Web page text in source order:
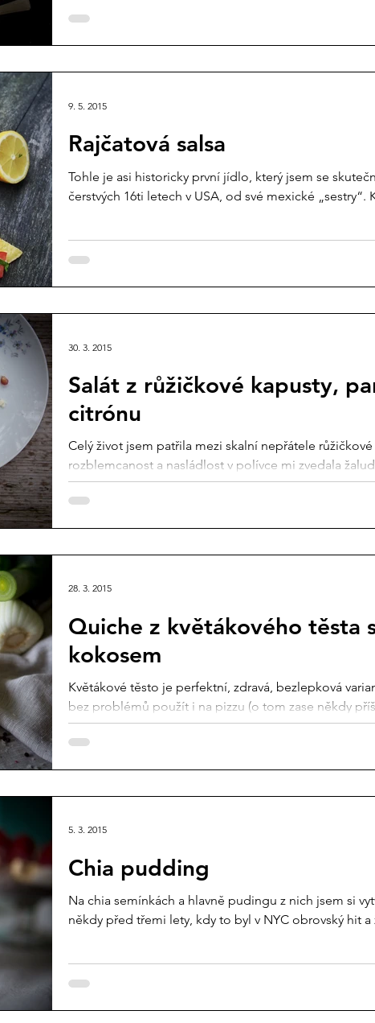
Rajčatová salsa
Tohle je asi historicky první jídlo, který jsem se
čerstvých 16ti letech v USA, od své mexické „sestry“.
9. 5. 2015
Salát z růžičkové kapusty,
citrónu
Celý život jsem patřila mezi skalní nepřátele
rozblemcanost a nasládlost v polívce mi zvedala
30. 3. 2015
Quiche z květákového těsta
kokosem
Květákové těsto je perfektní, zdravá, bezlepková
bez problémů použít i na pizzu (o tom zase někdy
28. 3. 2015
Chia pudding
Na chia semínkách a hlavně pudingu z nich jsem si
někdy před třemi lety, kdy to byl v NYC obrovský hit a
5. 3. 2015